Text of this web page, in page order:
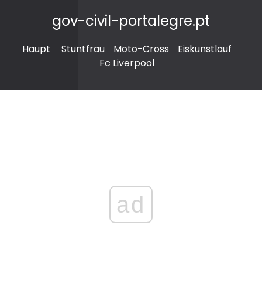
gov-civil-portalegre.pt
Haupt Stuntfrau Moto-Cross
Eiskunstlauf
Fc Liverpool
ad